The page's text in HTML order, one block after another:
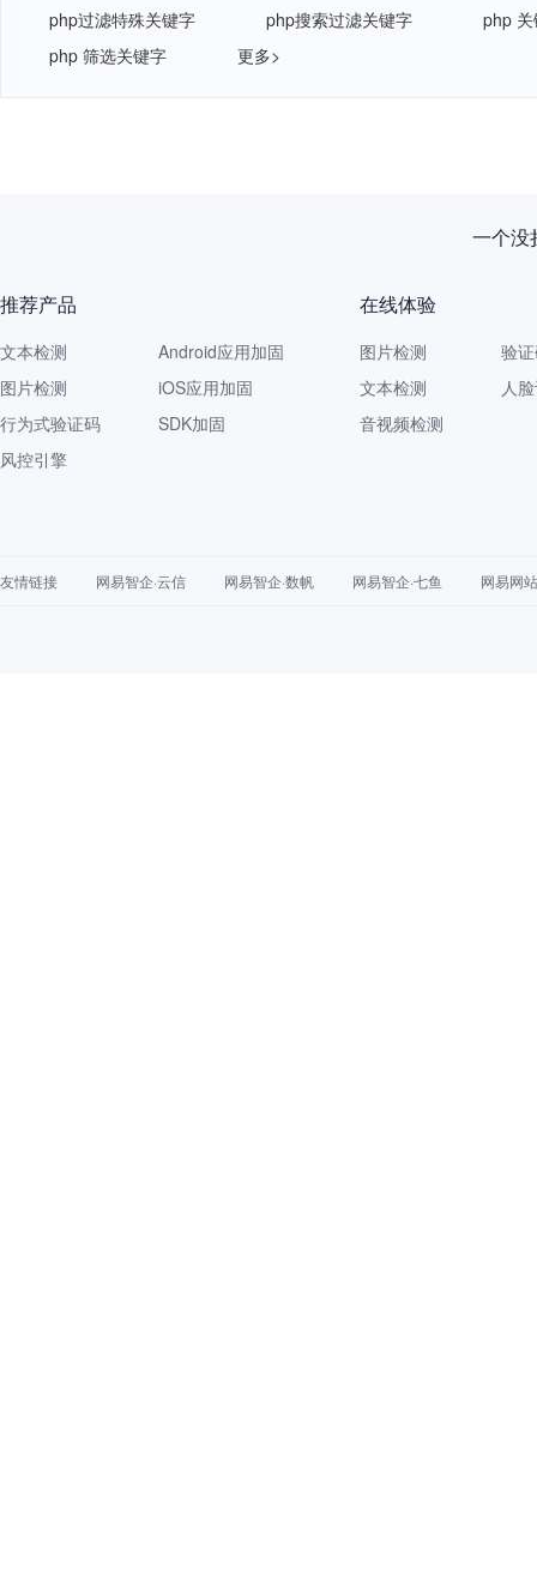
php过滤特殊关键字
php搜索过滤关键字
php
php 筛选关键字
更多>
新规
推荐产品
文本检测
图片检测
行为式验证码
风控引擎
Android应用加固
iOS应用加固
SDK加固
在线体验
图片检测
文本检测
音视频检测
验
人
友情链接 网易智企·云信 网易智企·数帆 网易智企·七鱼 网易网